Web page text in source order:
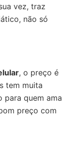
vez, traz
não só
, o preço é
tem muita
para quem ama
preço com